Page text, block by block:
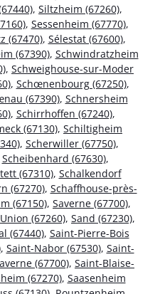
, Siltzheim (67260),
, Sessenheim (67770),
(67470), Sélestat (67600),
(67390), Schwindratzheim
, Schweighouse-sur-Moder
, Schœnenbourg (67250),
(67390), Schnersheim
, Schirrhoffen (67240),
(67130), Schiltigheim
, Scherwiller (67750),
Scheibenhard (67630),
(67310), Schalkendorf
(67270), Schaffhouse-près-
(67150), Saverne (67700),
(67260), Sand (67230),
(67440), Saint-Pierre-Bois
, Saint-Nabor (67530), Saint-
(67700), Saint-Blaise-
(67270), Saasenheim